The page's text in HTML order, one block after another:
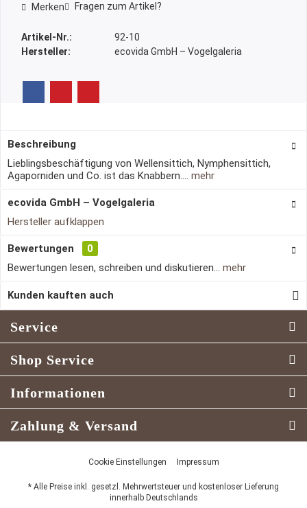
Merken Fragen zum Artikel?
Artikel-Nr.:
92-10
Hersteller:
ecovida GmbH – Vogelgaleria
Beschreibung
Lieblingsbeschäftigung von Wellensittich, Nymphensittich,
Agaporniden und Co. ist das Knabbern.... mehr
ecovida GmbH – Vogelgaleria
Hersteller aufklappen
Bewertungen
0
Bewertungen lesen, schreiben und diskutieren... mehr
Kunden kauften auch
Service
Shop Service
Informationen
Zahlung & Versand
Cookie Einstellungen Impressum
* Alle Preise inkl. gesetzl. Mehrwertsteuer und kostenloser Lieferung
innerhalb Deutschlands